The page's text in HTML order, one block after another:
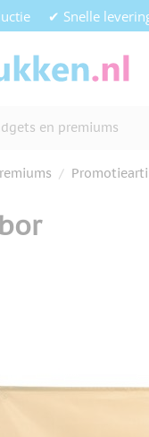
✔ Snelle
en premiums
/